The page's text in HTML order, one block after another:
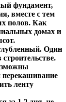
фундамент,
вместе с тем
полов. Как
домах и
Один
перекашивание
ленту